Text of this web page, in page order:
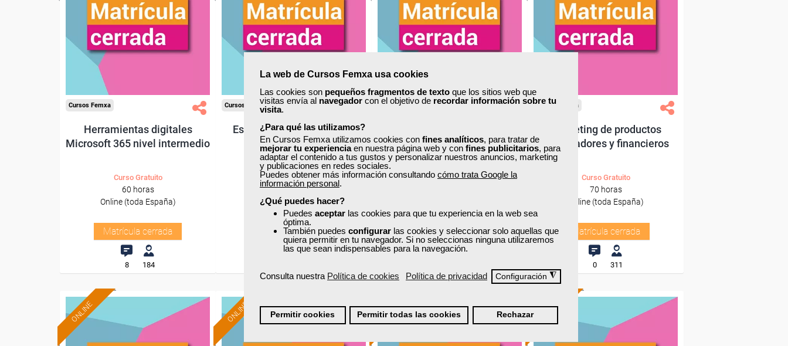
La web de Cursos Femxa usa cookies
Las cookies son pequeños fragmentos de texto que los sitios web que
visitas envía al navegador con el objetivo de recordar información sobre tu
visita.
¿Para qué las utilizamos?
En Cursos Femxa utilizamos cookies con fines analíticos, para tratar de
mejorar tu experienciaen nuestra página web y con fines publicitarios, para
adaptar el contenido a tus gustos y personalizar nuestros anuncios, marketing
y publicaciones en redes sociales.
Puedes obtener más información consultando cómo trata Google la
información personal.
¿Qué puedes hacer?
Puedes aceptar las cookies para que tu experiencia en la web sea
óptima.
También puedes configurar las cookies y seleccionar solo aquellas que
quiera permitir en tu navegador. Si no seleccionas ninguna utilizaremos
las que sean indispensables para la navegación.
Consulta nuestra Política de cookies Política de privacidad Configuración ◮
Permitir cookies Permitir todas las cookies Rechazar
Cursos Femxa
Herramientas digitales
Microsoft 365 nivel intermedio
Curso Gratuito
60 horas
Online (toda España)
Matrícula cerrada
8 184
Cursos Femxa
Especialista en marketing
digital
Curso Gratuito
130 horas
Online (toda España)
Matrícula cerrada
Cursos Femxa
financiero
Curso Gratuito
Matrícula cerrada
Cursos Femxa
Marketing de productos
aseguradores y financieros
Curso Gratuito
70 horas
Online (toda España)
Matrícula cerrada
0 311
ONLINE ONLINE ONLINE ONLINE